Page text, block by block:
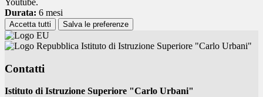
Durata: 6 mesi
Accetta tutti Salva le preferenze
Istituto di Istruzione Superiore "Carlo Urbani"
Contatti
Istituto di Istruzione Superiore "Carlo Urbani"